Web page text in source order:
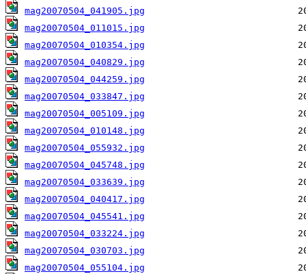
mag20070504_041905.jpg
mag20070504_011015.jpg
mag20070504_010354.jpg
mag20070504_040829.jpg
mag20070504_044259.jpg
mag20070504_033847.jpg
mag20070504_005109.jpg
mag20070504_010148.jpg
mag20070504_055932.jpg
mag20070504_045748.jpg
mag20070504_033639.jpg
mag20070504_040417.jpg
mag20070504_045541.jpg
mag20070504_033224.jpg
mag20070504_030703.jpg
mag20070504_055104.jpg